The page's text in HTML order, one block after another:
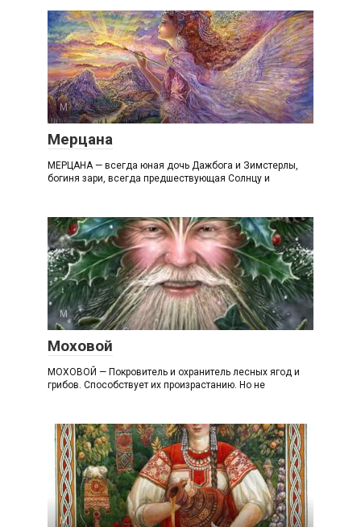
М
Мерцана
МЕРЦАНА — всегда юная дочь Дажбога и Зимстерлы,
богиня зари, всегда предшествующая Солнцу и
М
Моховой
МОХОВОЙ — Покровитель и охранитель лесных ягод и
грибов. Способствует их произрастанию. Но не
М